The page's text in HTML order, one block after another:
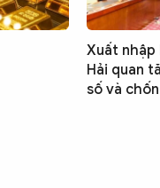
Xuất nhập
Hải quan
số và